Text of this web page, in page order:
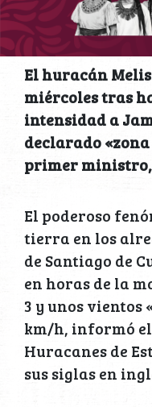
El huracán
miércoles tras
intensidad a
declarado
primer
El poderoso
tierra en los
de Santiago de
en horas de la
3 y unos vientos
km/h, informó
Huracanes de
sus siglas en